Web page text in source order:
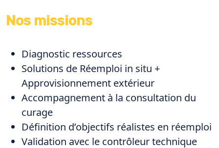
Nos missions
Diagnostic ressources
Solutions de Réemploi in situ +
Approvisionnement extérieur
Accompagnement à la consultation du
curage
Définition d’objectifs réalistes en réemploi
Validation avec le contrôleur technique